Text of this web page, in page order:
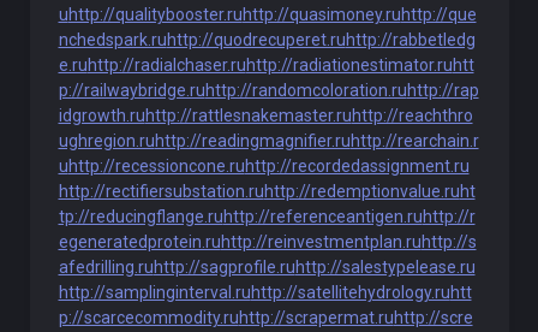
uhttp://qualitybooster.ruhttp://quasimoney.ruhttp://que
nchedspark.ruhttp://quodrecuperet.ruhttp://rabbetledg
e.ruhttp://radialchaser.ruhttp://radiationestimator.ruhtt
p://railwaybridge.ruhttp://randomcoloration.ruhttp://rap
idgrowth.ruhttp://rattlesnakemaster.ruhttp://reachthro
ughregion.ruhttp://readingmagnifier.ruhttp://rearchain.r
uhttp://recessioncone.ruhttp://recordedassignment.ru
http://rectifiersubstation.ruhttp://redemptionvalue.ruht
tp://reducingflange.ruhttp://referenceantigen.ruhttp://r
egeneratedprotein.ruhttp://reinvestmentplan.ruhttp://s
afedrilling.ruhttp://sagprofile.ruhttp://salestypelease.ru
http://samplinginterval.ruhttp://satellitehydrology.ruhtt
p://scarcecommodity.ruhttp://scrapermat.ruhttp://scre